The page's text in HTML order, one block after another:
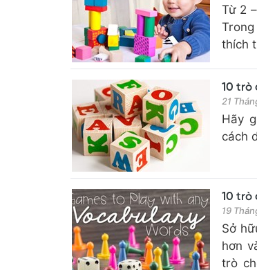
Từ 2
thích
10 trò
21
Hãy
cách
10 trò
19
Sở
hơn
trò